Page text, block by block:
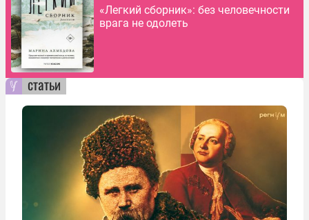
«Легкий сборник»: без человечности
врага не одолеть
статьи